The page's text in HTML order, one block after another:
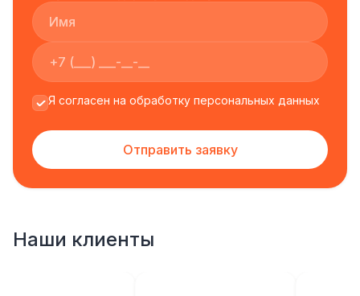
Я согласен на обработку персональных данных
Отправить заявку
Наши клиенты